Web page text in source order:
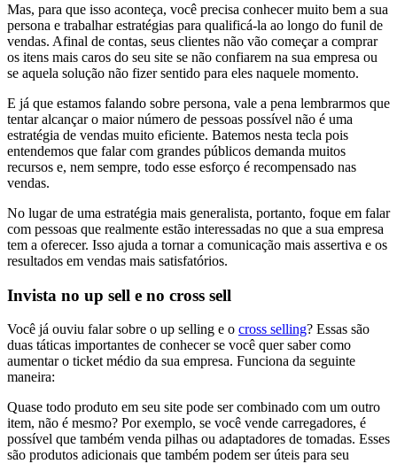
Mas, para que isso aconteça, você precisa conhecer muito bem a sua
persona e trabalhar estratégias para qualificá-la ao longo do funil de
vendas. Afinal de contas, seus clientes não vão começar a comprar
os itens mais caros do seu site se não confiarem na sua empresa ou
se aquela solução não fizer sentido para eles naquele momento.
E já que estamos falando sobre persona, vale a pena lembrarmos que
tentar alcançar o maior número de pessoas possível não é uma
estratégia de vendas muito eficiente. Batemos nesta tecla pois
entendemos que falar com grandes públicos demanda muitos
recursos e, nem sempre, todo esse esforço é recompensado nas
vendas.
No lugar de uma estratégia mais generalista, portanto, foque em falar
com pessoas que realmente estão interessadas no que a sua empresa
tem a oferecer. Isso ajuda a tornar a comunicação mais assertiva e os
resultados em vendas mais satisfatórios.
Invista no up sell e no cross sell
Você já ouviu falar sobre o up selling e o cross selling? Essas são
duas táticas importantes de conhecer se você quer saber como
aumentar o ticket médio da sua empresa. Funciona da seguinte
maneira:
Quase todo produto em seu site pode ser combinado com um outro
item, não é mesmo? Por exemplo, se você vende carregadores, é
possível que também venda pilhas ou adaptadores de tomadas. Esses
são produtos adicionais que também podem ser úteis para seu